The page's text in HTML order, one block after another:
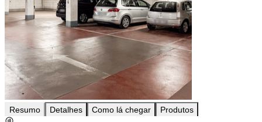
Resumo Detalhes Como lá chegar Produtos